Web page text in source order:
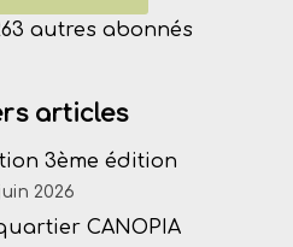
autres abonnés
articles
3ème édition
2026
CANOPIA